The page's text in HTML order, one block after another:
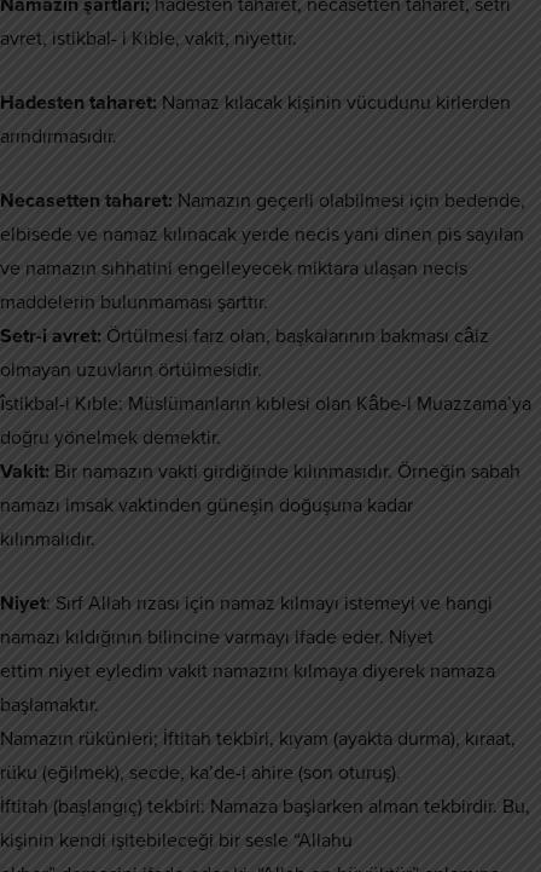
avret, istikbal- i Kıble, vakit, niyettir.
Hadesten taharet: Namaz kılacak kişinin vücudunu kirlerden
arındırmasıdır.
Necasetten taharet: Namazın geçerli olabilmesi için bedende,
elbisede ve namaz kılınacak yerde necis yani dinen pis sayılan
ve namazın sıhhatini engelleyecek miktara ulaşan necis
maddelerin bulunmaması şarttır.
Setr-i avret: Örtülmesi farz olan, başkalarının bakması câiz
olmayan uzuvların örtülmesidir.
îstikbal-i Kıble: Müslümanların kıblesi olan Kâbe-i Muazzama’ya
doğru yönelmek demektir.
Vakit: Bir namazın vakti girdiğinde kılınmasıdır. Örneğin sabah
namazı imsak vaktinden güneşin doğuşuna kadar
kılınmalıdır.
Niyet: Sırf Allah rızası için namaz kılmayı istemeyi ve hangi
namazı kıldığının bilincine varmayı ifade eder. Niyet
ettim niyet eyledim vakit namazını kılmaya diyerek namaza
başlamaktır.
Namazın rükünleri; İftitah tekbiri, kıyam (ayakta durma), kıraat,
rüku (eğilmek), secde, ka’de-i ahire (son oturuş).
İftitah (başlangıç) tekbiri: Namaza başlarken alman tekbirdir. Bu,
kişinin kendi işitebileceği bir sesle “Allahu